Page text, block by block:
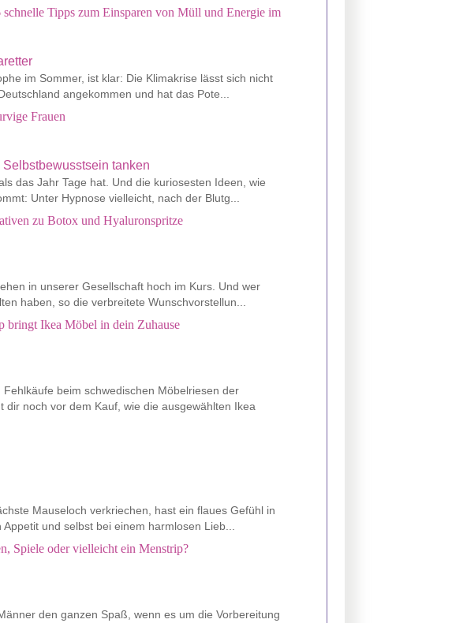
Tipps zum Einsparen von Müll und Energie im
im Sommer, ist klar: Die Klimakrise lässt sich nicht
angekommen und hat das Pote...
Frauen
das Jahr Tage hat. Und die kuriosesten Ideen, wie
Unter Hypnose vielleicht, nach der Blutg...
zu Botox und Hyaluronspritze
in unserer Gesellschaft hoch im Kurs. Und wer
haben, so die verbreitete Wunschvorstellun...
bringt Ikea Möbel in dein Zuhause
beim schwedischen Möbelriesen der
dir noch vor dem Kauf, wie die ausgewählten Ikea
Mauseloch verkriechen, hast ein flaues Gefühl in
und selbst bei einem harmlosen Lieb...
Spiele oder vielleicht ein Menstrip?
den ganzen Spaß, wenn es um die Vorbereitung